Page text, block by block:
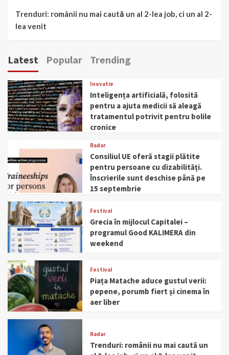
Trenduri: românii nu mai caută un al 2-lea job, ci un al 2-
lea venit
Latest Popular Trending
Inovatie
Inteligența artificială, folosită
pentru a ajuta medicii să aleagă
tratamentul potrivit pentru bolile
cronice
Radar
Consiliul UE oferă stagii plătite
pentru persoane cu dizabilități.
Înscrierile sunt deschise până pe
15 septembrie
Festival
Grecia în mijlocul Capitalei –
programul Good KALIMERA din
weekend
Festival
Piața Matache aduce gustul verii:
pepene, porumb fiert și cinema în
aer liber
Radar
Trenduri: românii nu mai caută un